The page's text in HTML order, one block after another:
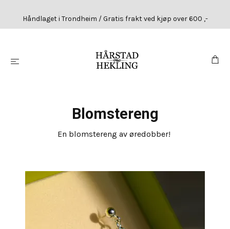
Håndlaget i Trondheim / Gratis frakt ved kjøp over 600 ,-
Blomstereng
En blomstereng av øredobber!